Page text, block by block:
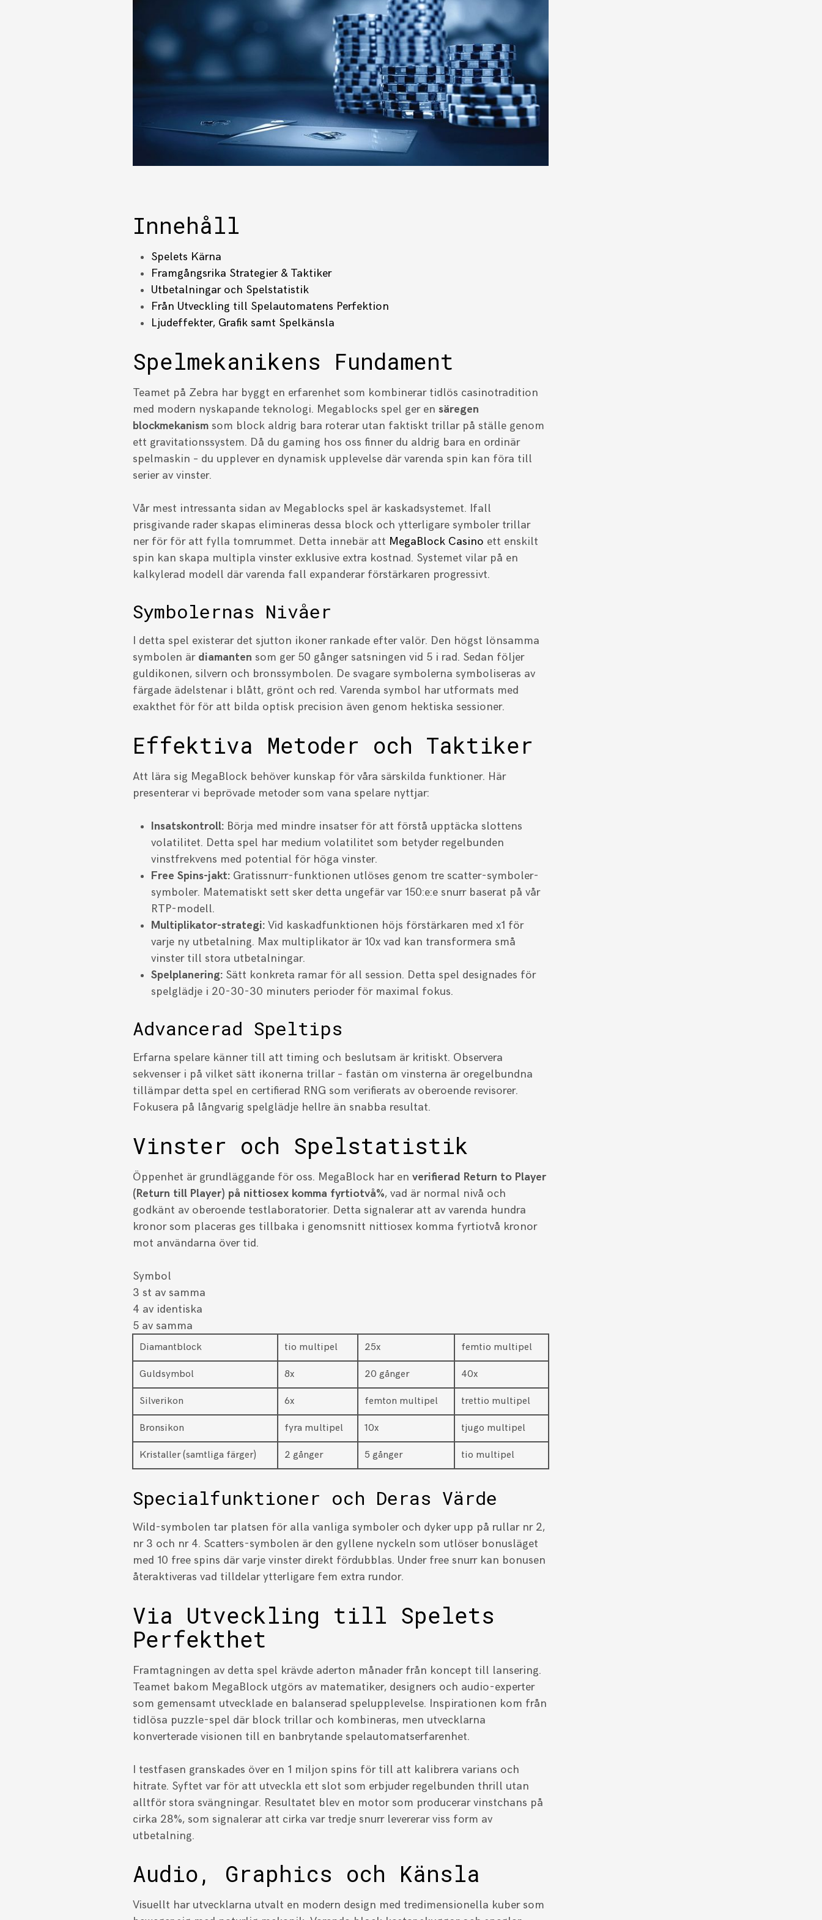
Innehåll
Spelets Kärna
Framgångsrika Strategier & Taktiker
Utbetalningar och Spelstatistik
Från Utveckling till Spelautomatens Perfektion
Ljudeffekter, Grafik samt Spelkänsla
Spelmekanikens Fundament
Teamet på Zebra har byggt en erfarenhet som kombinerar tidlös casinotradition
med modern nyskapande teknologi. Megablocks spel ger en säregen
blockmekanism som block aldrig bara roterar utan faktiskt trillar på ställe genom
ett gravitationssystem. Då du gaming hos oss finner du aldrig bara en ordinär
spelmaskin – du upplever en dynamisk upplevelse där varenda spin kan föra till
serier av vinster.
Vår mest intressanta sidan av Megablocks spel är kaskadsystemet. Ifall
prisgivande rader skapas elimineras dessa block och ytterligare symboler trillar
ner för för att fylla tomrummet. Detta innebär att MegaBlock Casino ett enskilt
spin kan skapa multipla vinster exklusive extra kostnad. Systemet vilar på en
kalkylerad modell där varenda fall expanderar förstärkaren progressivt.
Symbolernas Nivåer
I detta spel existerar det sjutton ikoner rankade efter valör. Den högst lönsamma
symbolen är diamanten som ger 50 gånger satsningen vid 5 i rad. Sedan följer
guldikonen, silvern och bronssymbolen. De svagare symbolerna symboliseras av
färgade ädelstenar i blått, grönt och red. Varenda symbol har utformats med
exakthet för för att bilda optisk precision även genom hektiska sessioner.
Effektiva Metoder och Taktiker
Att lära sig MegaBlock behöver kunskap för våra särskilda funktioner. Här
presenterar vi beprövade metoder som vana spelare nyttjar:
Insatskontroll: Börja med mindre insatser för att förstå upptäcka slottens
volatilitet. Detta spel har medium volatilitet som betyder regelbunden
vinstfrekvens med potential för höga vinster.
Free Spins-jakt: Gratissnurr-funktionen utlöses genom tre scatter-symboler-
symboler. Matematiskt sett sker detta ungefär var 150:e:e snurr baserat på vår
RTP-modell.
Multiplikator-strategi: Vid kaskadfunktionen höjs förstärkaren med x1 för
varje ny utbetalning. Max multiplikator är 10x vad kan transformera små
vinster till stora utbetalningar.
Spelplanering: Sätt konkreta ramar för all session. Detta spel designades för
spelglädje i 20-30-30 minuters perioder för maximal fokus.
Advancerad Speltips
Erfarna spelare känner till att timing och beslutsam är kritiskt. Observera
sekvenser i på vilket sätt ikonerna trillar – fastän om vinsterna är oregelbundna
tillämpar detta spel en certifierad RNG som verifierats av oberoende revisorer.
Fokusera på långvarig spelglädje hellre än snabba resultat.
Vinster och Spelstatistik
Öppenhet är grundläggande för oss. MegaBlock har en verifierad Return to Player
(Return till Player) på nittiosex komma fyrtiotvå%, vad är normal nivå och
godkänt av oberoende testlaboratorier. Detta signalerar att av varenda hundra
kronor som placeras ges tillbaka i genomsnitt nittiosex komma fyrtiotvå kronor
mot användarna över tid.
Symbol
3 st av samma
4 av identiska
5 av samma
Diamantblock tio multipel 25x femtio multipel
Guldsymbol 8x 20 gånger 40x
Silverikon 6x femton multipel trettio multipel
Bronsikon fyra multipel 10x tjugo multipel
Kristaller (samtliga färger) 2 gånger 5 gånger tio multipel
Specialfunktioner och Deras Värde
Wild-symbolen tar platsen för alla vanliga symboler och dyker upp på rullar nr 2,
nr 3 och nr 4. Scatters-symbolen är den gyllene nyckeln som utlöser bonusläget
med 10 free spins där varje vinster direkt fördubblas. Under free snurr kan bonusen
återaktiveras vad tilldelar ytterligare fem extra rundor.
Via Utveckling till Spelets
Perfekthet
Framtagningen av detta spel krävde aderton månader från koncept till lansering.
Teamet bakom MegaBlock utgörs av matematiker, designers och audio-experter
som gemensamt utvecklade en balanserad spelupplevelse. Inspirationen kom från
tidlösa puzzle-spel där block trillar och kombineras, men utvecklarna
konverterade visionen till en banbrytande spelautomatserfarenhet.
I testfasen granskades över en 1 miljon spins för till att kalibrera varians och
hitrate. Syftet var för att utveckla ett slot som erbjuder regelbunden thrill utan
alltför stora svängningar. Resultatet blev en motor som producerar vinstchans på
cirka 28%, som signalerar att cirka var tredje snurr levererar viss form av
utbetalning.
Audio, Graphics och Känsla
Visuellt har utvecklarna utvalt en modern design med tredimensionella kuber som